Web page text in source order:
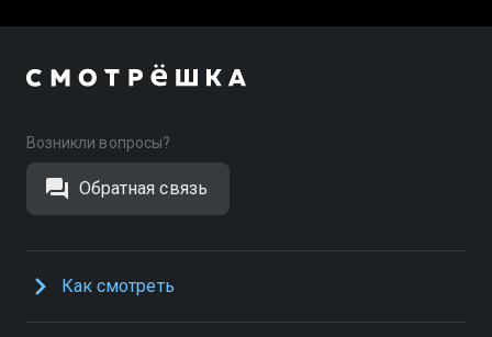
Возникли вопросы?
Обратная связь
Как смотреть